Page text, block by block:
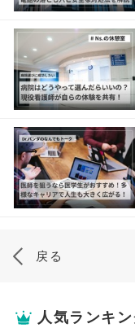
戻る
人気ランキ